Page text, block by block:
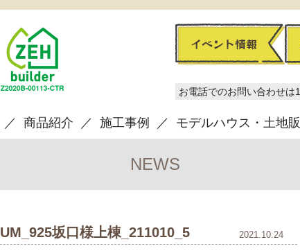
お電話でのお問い合わせは
商品紹介 施工事例 モデルハウス・土地
NEWS
坂口様上棟_211010_5 2021.10.24